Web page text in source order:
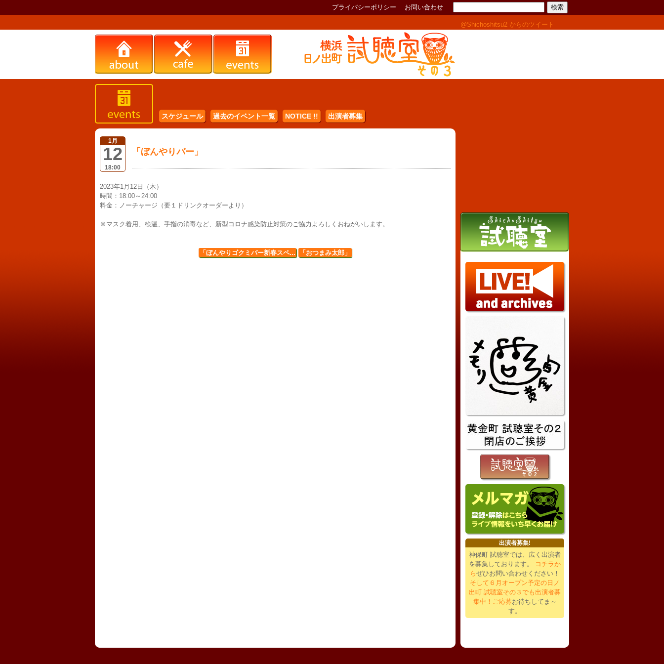
スケジュール 過去のイベント一覧 NOTICE !! 出演者募集
1月
12
18:00
「ぼんやりバー」
2023年1月12日（木）
時間：18:00～24:00
料金：ノーチャージ（要１ドリンクオーダーより）
※マスク着用、検温、手指の消毒など、新型コロナ感染防止対策のご協力よろしくおねがいします。
「ぼんやりゴクミバー新春スペ... 「おつまみ太郎」
出演者募集!
神保町 試聴室では、広く出演者
を募集しております。
コチラか
らぜひお問い合わせください！
そして６月オープン予定の日ノ
出町 試聴室その３でも出演者募
集中！ご応募お待ちしてま～
す。
@Shichoshitsu2 からのツイート
プライバシーポリシー お問い合わせ